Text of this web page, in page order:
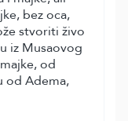
bez oca,
stvoriti živo
iz Musaovog
od
od Adema,